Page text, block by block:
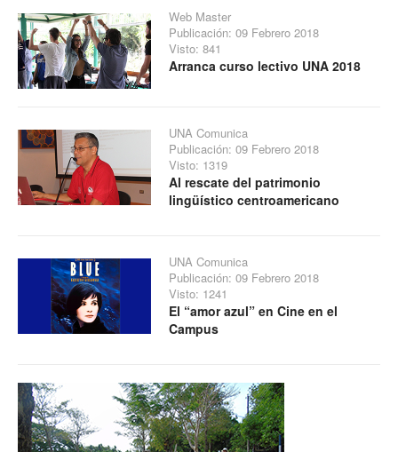
Web Master
Publicación: 09 Febrero 2018
Visto: 841
Arranca curso lectivo UNA 2018
UNA Comunica
Publicación: 09 Febrero 2018
Visto: 1319
Al rescate del patrimonio
lingüístico centroamericano
UNA Comunica
Publicación: 09 Febrero 2018
Visto: 1241
El “amor azul” en Cine en el
Campus